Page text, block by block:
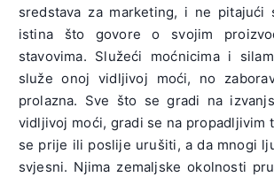
sredstava za marketing, i ne
istina što govore o svojim
stavovima. Služeći moćnicima i
služe onoj vidljivoj moći, no
prolazna. Sve što se gradi na
vidljivoj moći, gradi se na propadljivim
se prije ili poslije urušiti, a da mnogi
svjesni. Njima zemaljske okolnosti